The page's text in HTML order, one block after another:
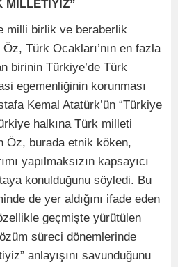
MİLLETİYİZ”
milli birlik ve beraberlik
Türk Ocakları’nın en fazla
birinin Türkiye’de Türk
egemenliğinin korunması
Kemal Atatürk’ün “Türkiye
halkına Türk milleti
Öz, burada etnik köken,
yapılmaksızın kapsayıcı
konulduğunu söyledi. Bu
de yer aldığını ifade eden
geçmişte yürütülen
süreci dönemlerinde
anlayışını savunduğunu